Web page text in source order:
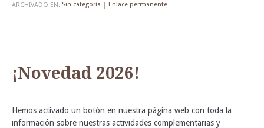
ARCHIVADO EN: Sin categoría | Enlace permanente
¡Novedad 2026!
Hemos activado un botón en nuestra página web con toda la
información sobre nuestras actividades complementarias y